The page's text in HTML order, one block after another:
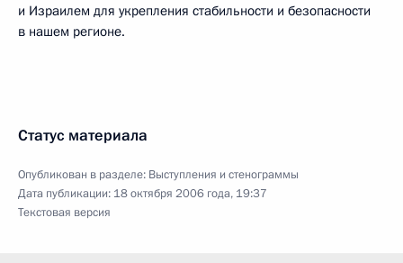
и Израилем для укрепления стабильности и безопасности
в нашем регионе.
Статус материала
Опубликован в разделе: Выступления и стенограммы
Дата публикации: 18 октября 2006 года, 19:37
Текстовая версия